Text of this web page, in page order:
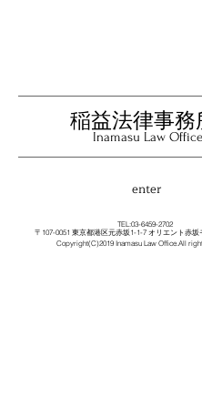
稲益法律事務
Inamasu Law Office
enter
TEL:03-6459-2702
〒107-0051​ 東京都港区元赤坂 1-1-7 オリエント赤坂
Copyright(C)2019 Inamasu Law Office.All